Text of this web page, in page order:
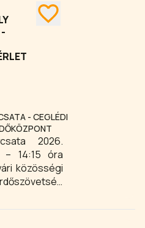
- CEGLÉDI
2026.
– 14:15 óra
közösségi
számos